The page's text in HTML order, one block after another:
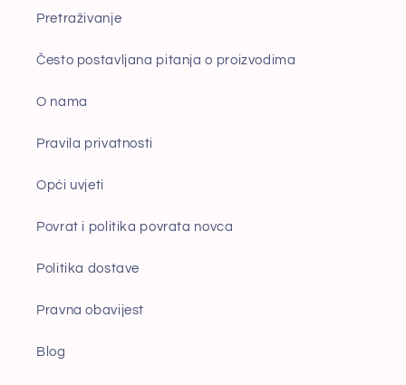
Pretraživanje
Često postavljana pitanja o proizvodima
O nama
Pravila privatnosti
Opći uvjeti
Povrat i politika povrata novca
Politika dostave
Pravna obavijest
Blog